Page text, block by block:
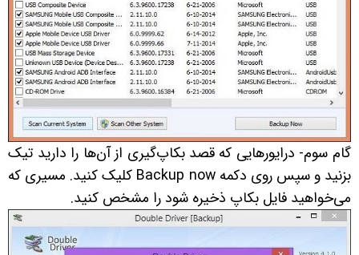
گام سوم- درایورهایی که قصد بکاپ‌گیری از آن‌ها را دارید تیک
بزنید و سپس روی دکمه Backup now کلیک کنید. مسیری که
می‌خواهید فایل بکاپ ذخیره شود را مشخص کنید.